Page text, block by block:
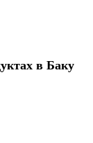
в Баку